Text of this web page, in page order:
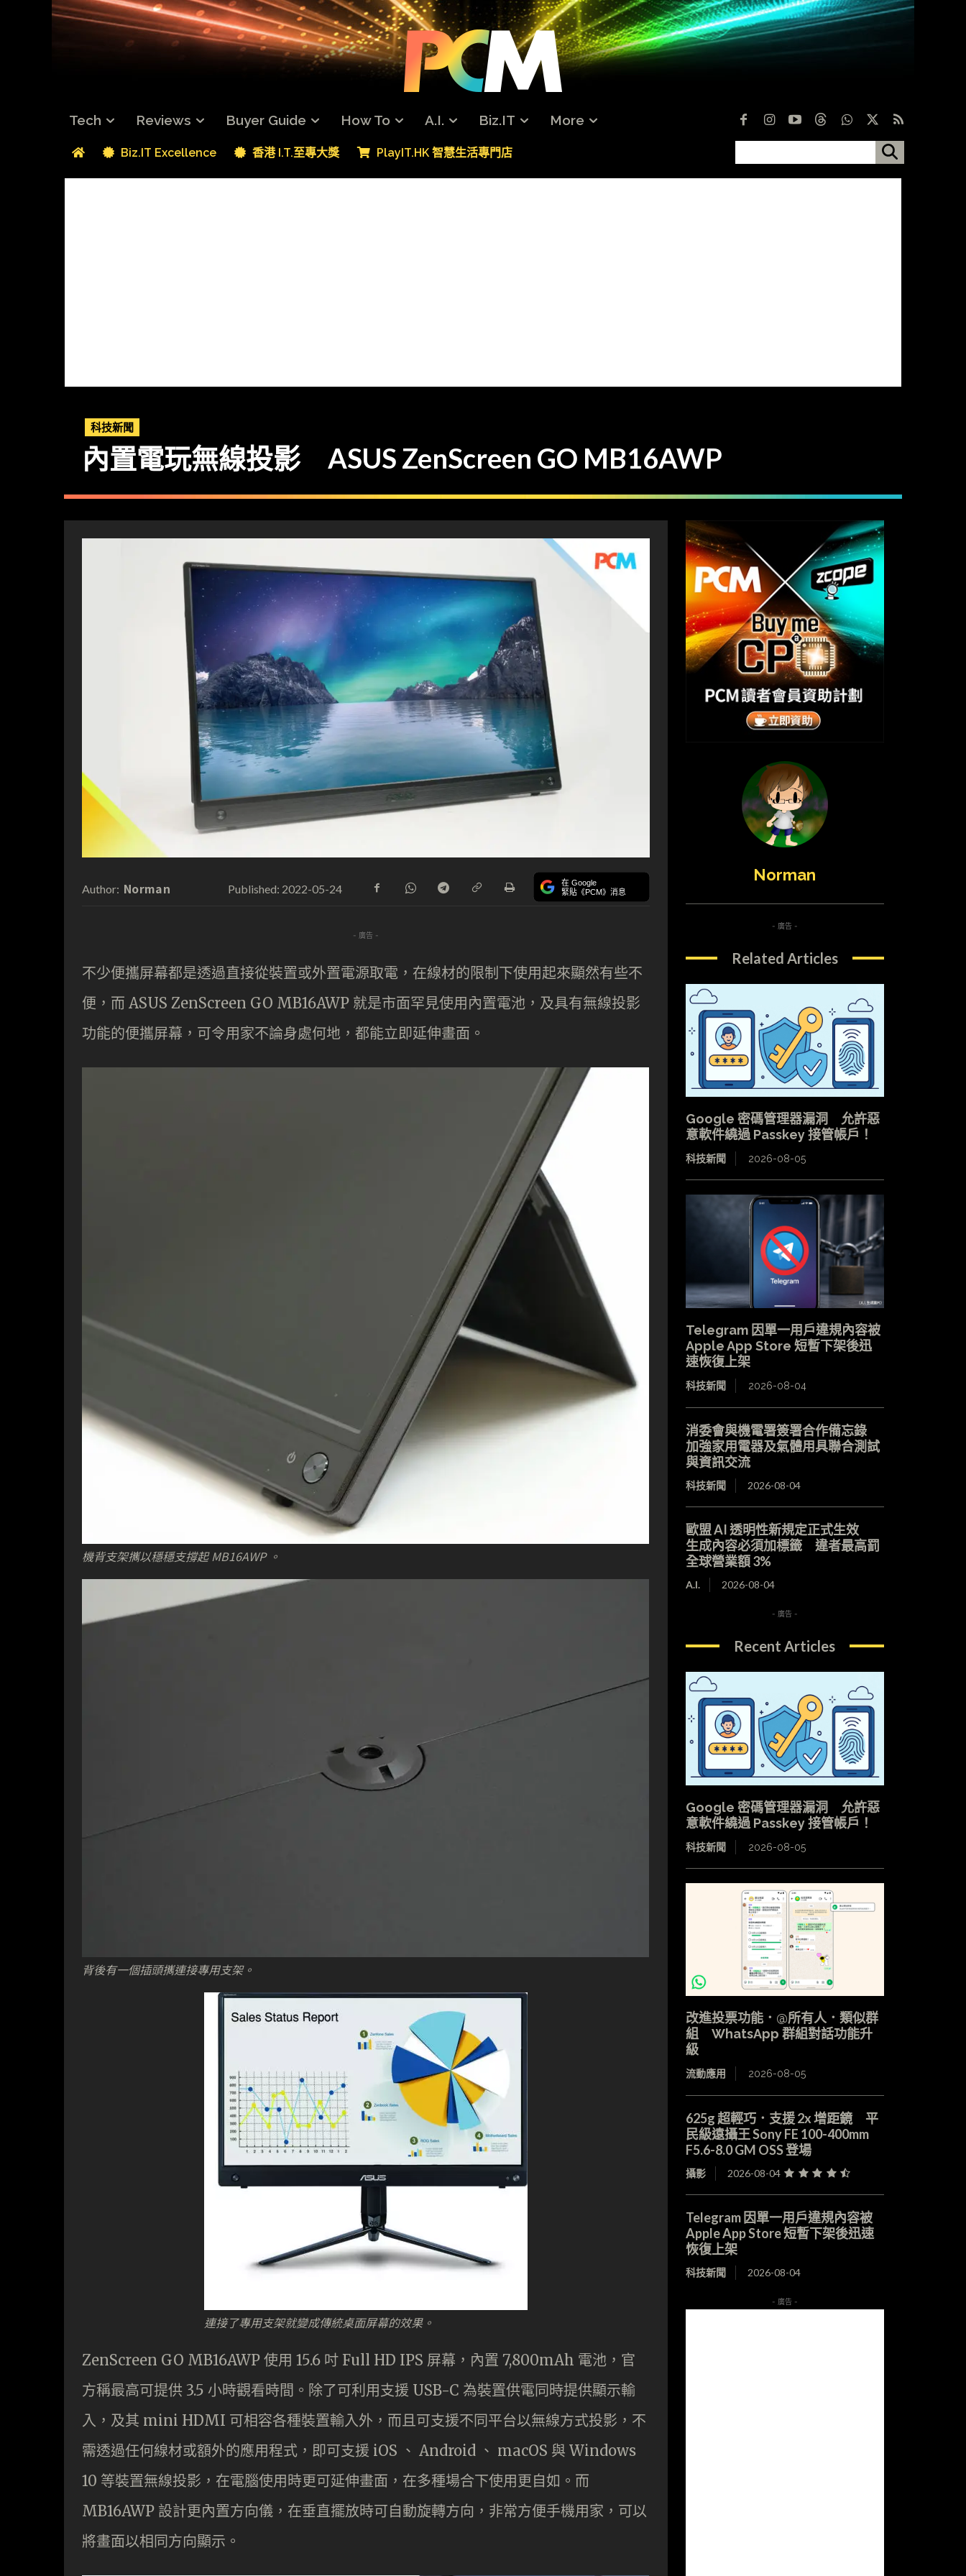
Tech Reviews Buyer Guide How To A.I. Biz.IT More
Biz.IT Excellence 香港 I.T.至專大獎 PlayIT.HK 智慧生活專門店
科技新聞
內置電玩無線投影 ASUS ZenScreen GO MB16AWP
Author: Norman Published: 2022-05-24 在 Google
緊貼《PCM》消息
- 廣告 -
不少便攜屏幕都是透過直接從裝置或外置電源取電，在線材的限制下使用起來顯然有些不
便，而 ASUS ZenScreen GO MB16AWP 就是市面罕見使用內置電池，及具有無線投影
功能的便攜屏幕，可令用家不論身處何地，都能立即延伸畫面。
機背支架𢹂以穩穩支撐起 MB16AWP 。
背後有一個插頭𢹂連接專用支架。
連接了專用支架就變成傳統桌面屏幕的效果。
ZenScreen GO MB16AWP 使用 15.6 吋 Full HD IPS 屏幕，內置 7,800mAh 電池，官
方稱最高可提供 3.5 小時觀看時間。除了可利用支援 USB-C 為裝置供電同時提供顯示輸
入，及其 mini HDMI 可相容各種裝置輸入外，而且可支援不同平台以無線方式投影，不
需透過任何線材或額外的應用程式，即可支援 iOS 、 Android 、 macOS 與 Windows
10 等裝置無線投影，在電腦使用時更可延伸畫面，在多種場合下使用更自如。而
MB16AWP 設計更內置方向儀，在垂直擺放時可自動旋轉方向，非常方便手機用家，可以
將畫面以相同方向顯示。
Norman
- 廣告 -
Related Articles
Google 密碼管理器漏洞 允許惡
意軟件繞過 Passkey 接管帳戶！
科技新聞 2026-08-05
Telegram 因單一用戶違規內容被
Apple App Store 短暫下架後迅
速恢復上架
科技新聞 2026-08-04
消委會與機電署簽署合作備忘錄
加強家用電器及氣體用具聯合測試
與資訊交流
科技新聞 2026-08-04
歐盟 AI 透明性新規定正式生效
生成內容必須加標籤 違者最高罰
全球營業額 3%
A.I. 2026-08-04
- 廣告 -
Recent Articles
Google 密碼管理器漏洞 允許惡
意軟件繞過 Passkey 接管帳戶！
科技新聞 2026-08-05
改進投票功能．@所有人．類似群
組 WhatsApp 群組對話功能升
級
流動應用 2026-08-05
625g 超輕巧．支援 2x 增距鏡 平
民級遠攝王 Sony FE 100-400mm
F5.6-8.0 GM OSS 登場
攝影 2026-08-04
Telegram 因單一用戶違規內容被
Apple App Store 短暫下架後迅速
恢復上架
科技新聞 2026-08-04
- 廣告 -